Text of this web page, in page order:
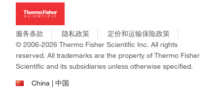
新闻
社会责任
商标
政策和通知
Applied Biosystems
Invitrogen
Gibco
Ion Torrent
Unity Lab Services
Patheon
PPD
服务条款 隐私政策
定价和运输保险政策
© 2006-2026 Thermo Fisher Scientific Inc. All rights
reserved. All trademarks are the property of Thermo Fisher
Scientific and its subsidiaries unless otherwise specified.
China | 中国